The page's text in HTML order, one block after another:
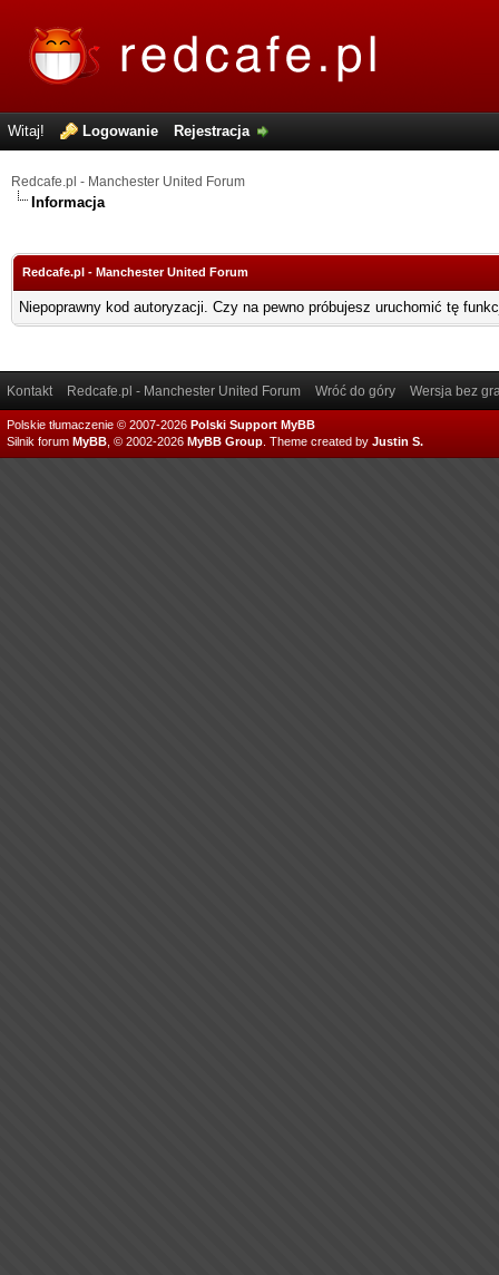
Witaj! Logowanie Rejestracja
Redcafe.pl - Manchester United Forum
Informacja
Redcafe.pl - Manchester United Forum
Niepoprawny kod autoryzacji. Czy na pewno próbujesz uruchomić tę
Kontakt Redcafe.pl - Manchester United Forum Wróć do góry Wersja bez
Polskie tłumaczenie © 2007-2026 Polski Support MyBB
Silnik forum MyBB , © 2002-2026 MyBB Group Theme created by Justin S.